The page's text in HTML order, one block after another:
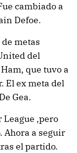
cambiado a
Defoe.
metas
del
que tuvo a
El ex meta del
Gea.
League ,pero
Ahora a seguir
el partido.